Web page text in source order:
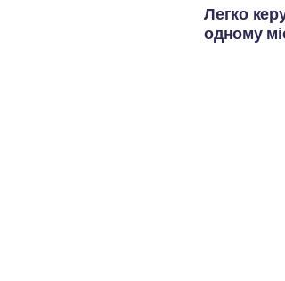
Легко
одному